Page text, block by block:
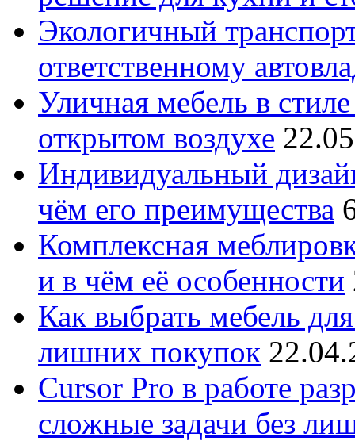
Экологичный
ответственному
Уличная мебель в
открытом воздухе
Индивидуальный
чём его преимущества
Комплексная
и в чём её особенности
Как выбрать мебель
лишних покупок
Cursor Pro в работе
сложные задачи без